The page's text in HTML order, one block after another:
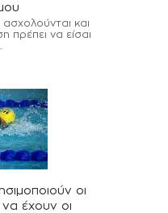
και
πρέπει να είσαι
οι
έχουν οι